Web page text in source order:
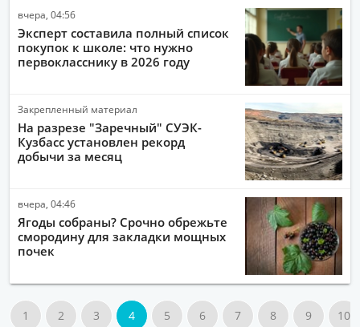
вчера, 04:56
Эксперт составила полный список
покупок к школе: что нужно
первокласснику в 2026 году
Закрепленный материал
На разрезе "Заречный" СУЭК-
Кузбасс установлен рекорд
добычи за месяц
вчера, 04:46
Ягоды собраны? Срочно обрежьте
смородину для закладки мощных
почек
1 2 3 4 5 6 7 8 9 10